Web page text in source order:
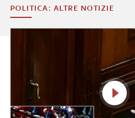
POLITICA: ALTRE NOTIZIE